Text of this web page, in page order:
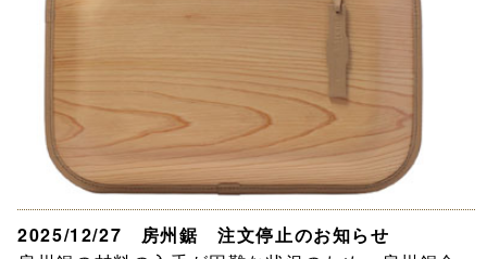
2025/12/27 房州鋸 注文停止のお知らせ